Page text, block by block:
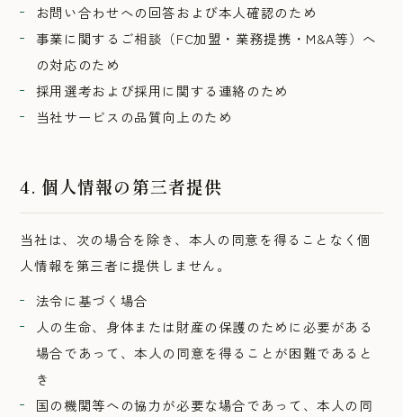
お問い合わせへの回答および本人確認のため
事業に関するご相談（FC加盟・業務提携・M&A等）へ
の対応のため
採用選考および採用に関する連絡のため
当社サービスの品質向上のため
4. 個人情報の第三者提供
当社は、次の場合を除き、本人の同意を得ることなく個
人情報を第三者に提供しません。
法令に基づく場合
人の生命、身体または財産の保護のために必要がある
場合であって、本人の同意を得ることが困難であると
き
国の機関等への協力が必要な場合であって、本人の同